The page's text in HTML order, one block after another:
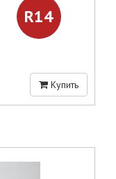
R14
Купить